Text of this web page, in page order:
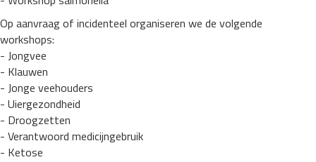
Op aanvraag of incidenteel organiseren we de volgende
workshops:
- Jongvee
- Klauwen
- Jonge veehouders
- Uiergezondheid
- Droogzetten
- Verantwoord medicijngebruik
- Ketose